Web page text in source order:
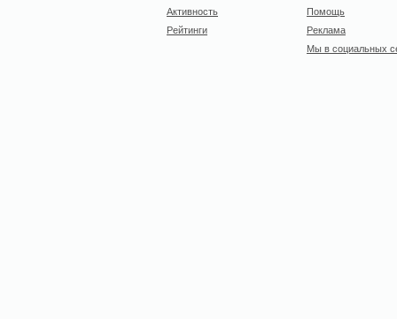
Активность
Рейтинги
Помощь
Реклама
Мы в социальных